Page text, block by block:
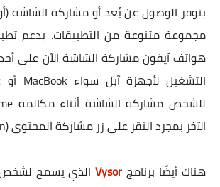
يتوفر الوصول عن بُعد أو مشاركة الشاشة
مجموعة متنوعة من التطبيقات. يدعم
هواتف آيفون مشاركة الشاشة الآن على
الآخر بمجرد النقر على زر مشاركة المحتوى (Share My Screen).
هناك أيضًا برنامج Vysorالذي يسمح لشخص